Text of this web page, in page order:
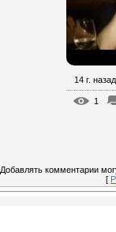
14 г. назад
1
Добавлять комментарии
[